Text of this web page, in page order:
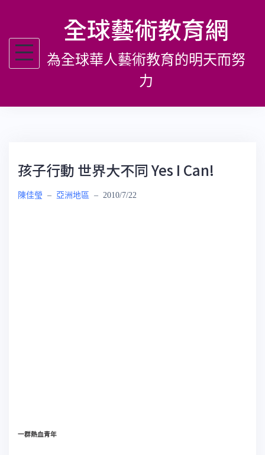
主
全球藝術教育網
為全球華人藝術教育的明天而努
力
孩子行動 世界大不同 Yes I Can!
陳佳瑩 – 亞洲地區 – 2010/7/22
一群熱血青年